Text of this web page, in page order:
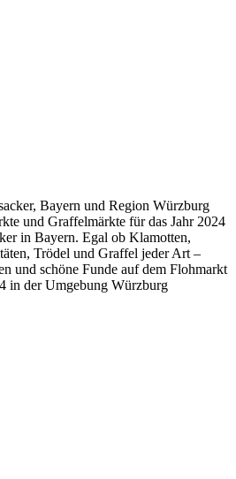
Bayern und Region Würzburg
und Graffelmärkte für das Jahr 2024
in Bayern. Egal ob Klamotten,
Trödel und Graffel jeder Art –
und schöne Funde auf dem Flohmarkt
in der Umgebung Würzburg